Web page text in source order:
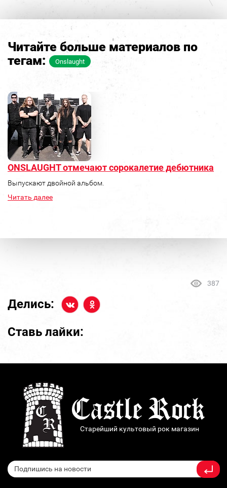
Читайте больше материалов по
тегам:
Onslaught
ONSLAUGHT отмечают сорокалетие дебютника
Выпускают двойной альбом.
Читать далее
387
Делись:
Ставь лайки:
Старейший культовый рок магазин